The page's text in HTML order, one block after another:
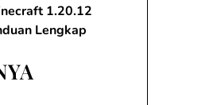
1.20.12
Lengkap